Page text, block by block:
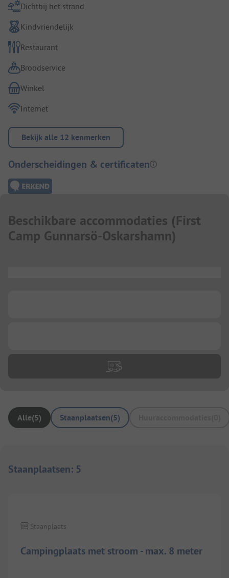
Dichtbij het strand
Kindvriendelijk
Restaurant
Broodservice
Winkel
Internet
Bekijk alle 12 kenmerken
Onderscheidingen & certificaten
Beschikbare accommodaties (First
Camp Gunnarsö-Oskarshamn)
Alle(5) Staanplaatsen(5)
Staanplaatsen: 5
Campingplaats met stroom - max. 8 meter
Staanplaats